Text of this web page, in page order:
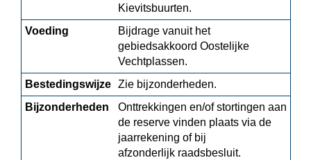
Kievitsbuurten.
Voeding
Bijdrage vanuit het
gebiedsakkoord Oostelijke
Vechtplassen.
Bestedingswijze Zie bijzonderheden.
Bijzonderheden
Onttrekkingen en/of stortingen aan
de reserve vinden plaats via de
jaarrekening of bij
afzonderlijk raadsbesluit.